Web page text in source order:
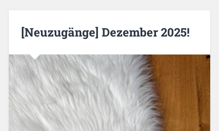
[Neuzugänge] Dezember 2025!